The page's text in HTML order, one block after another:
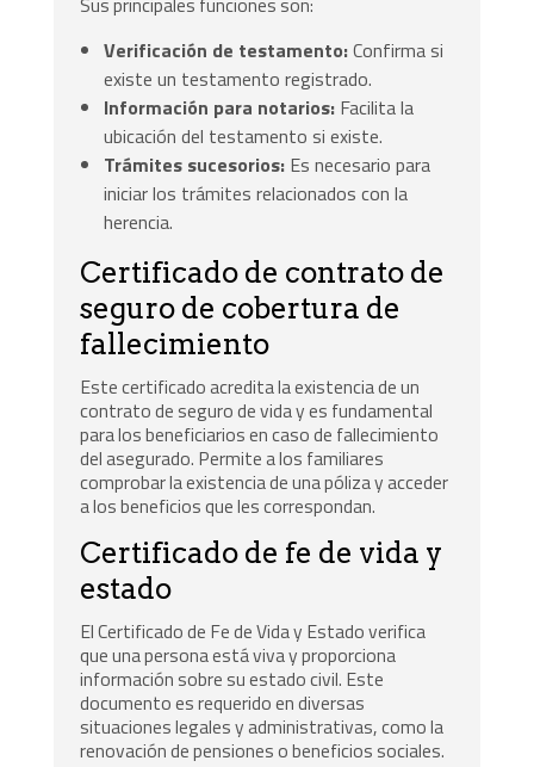
Verificación de testamento:Confirma si
existe un testamento registrado.
Información para notarios: Facilita la
ubicación del testamento si existe.
Trámites sucesorios: Es necesario para
iniciar los trámites relacionados con la
herencia.
Certificado de contrato de
seguro de cobertura de
fallecimiento
Este certificado acredita la existencia de un
contrato de seguro de vida y es fundamental
para los beneficiarios en caso de fallecimiento
del asegurado. Permite a los familiares
comprobar la existencia de una póliza y acceder
a los beneficios que les correspondan.
Certificado de fe de vida y
estado
El Certificado de Fe de Vida y Estado verifica
que una persona está viva y proporciona
información sobre su estado civil. Este
documento es requerido en diversas
situaciones legales y administrativas, como la
renovación de pensiones o beneficios sociales.